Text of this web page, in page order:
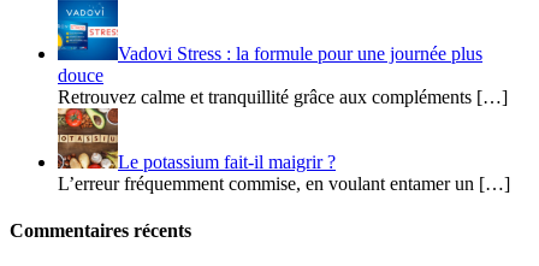
Vadovi Stress : la formule pour une journée plus
douce
Retrouvez calme et tranquillité grâce aux compléments […]
Le potassium fait-il maigrir ?
L’erreur fréquemment commise, en voulant entamer un […]
Commentaires récents